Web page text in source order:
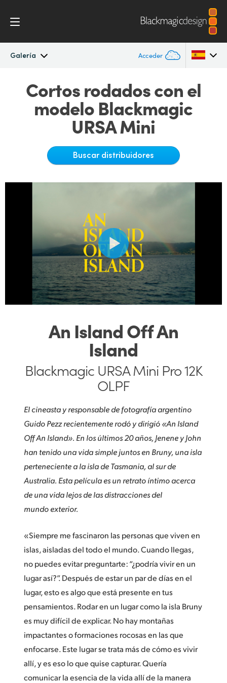
Galería Acceder
Procesos
Posproducción
Galería
Especificaciones
Argentina
Australia
Brazil
Finland
France
Germany
Hong Kong SAR, China
India
Japan
Mexico
Malaysia
Netherlands
New Zealand
Norway
Portugal
Singapore
España
Chinese Taipei
Turkey
Cortos rodados con el
modelo Blackmagic
URSA Mini
Buscar distribuidores
An Island Off An
Island
Blackmagic URSA Mini Pro 12K
OLPF
El cineasta y responsable de fotografía argentino
Guido Pezz recientemente rodó y dirigió «An Island
Off An Island». En los últimos 20 años, Jenene y John
han tenido una vida simple juntos en Bruny, una isla
perteneciente a la isla de Tasmania, al sur de
Australia. Esta película es un retrato íntimo acerca
de una vida lejos de las distracciones del
mundo exterior.
«Siempre me fascinaron las personas que viven en
islas, aisladas del todo el mundo. Cuando llegas,
no puedes evitar preguntarte: “¿podría vivir en un
lugar así?”. Después de estar un par de días en el
lugar, esto es algo que está presente en tus
pensamientos. Rodar en un lugar como la isla Bruny
es muy difícil de explicar. No hay montañas
impactantes o formaciones rocosas en las que
enfocarse. Este lugar se trata más de cómo es vivir
allí, y es eso lo que quise capturar. Quería
comunicar la esencia de la vida allí de la manera